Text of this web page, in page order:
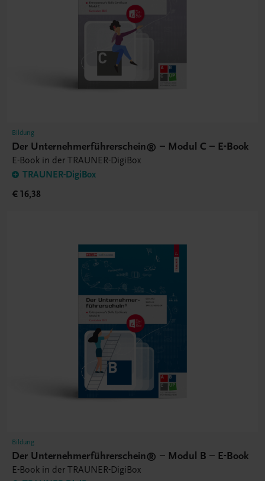
Bildung
Der Unternehmerführerschein® – Modul C – E-Book
E-Book in der TRAUNER-DigiBox
TRAUNER-DigiBox
€ 16,38
Bildung
Der Unternehmerführerschein® – Modul B – E-Book
E-Book in der TRAUNER-DigiBox